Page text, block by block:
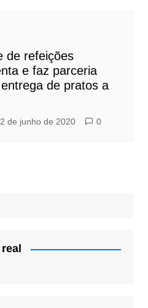
de refeições
e faz parceria
de pratos a
de junho de 2020 0